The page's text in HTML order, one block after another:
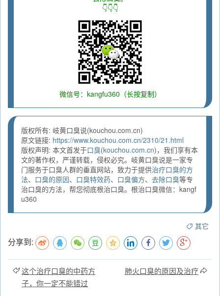
👇👇👇
微信号：kangfu360（长按复制）
版权所有: 岐黄口臭说(kouchou.com.cn)
原文链接: https://www.kouchou.com.cn/2310/21.html
版权声明: 本文首发于口臭(kouchou.com.cn)，我们享有本
文的著作权，严谨转载，侵权必究。岐黄口臭说是一家专
门服务于口臭人群的垂直网站，致力于提供治疗口臭的方
法、 口臭的原因、 口臭特效药、 口臭偏方、 去除口臭等专
治口臭的方法，帮您彻底根治口臭。根治口臭微信：kangf
u360
其它
分享到:
这个治疗口臭的中药方
子，你一定不能错过
肺火口臭的原因及治疗